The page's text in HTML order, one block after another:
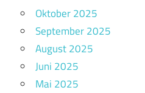
Oktober 2025
September 2025
August 2025
Juni 2025
Mai 2025